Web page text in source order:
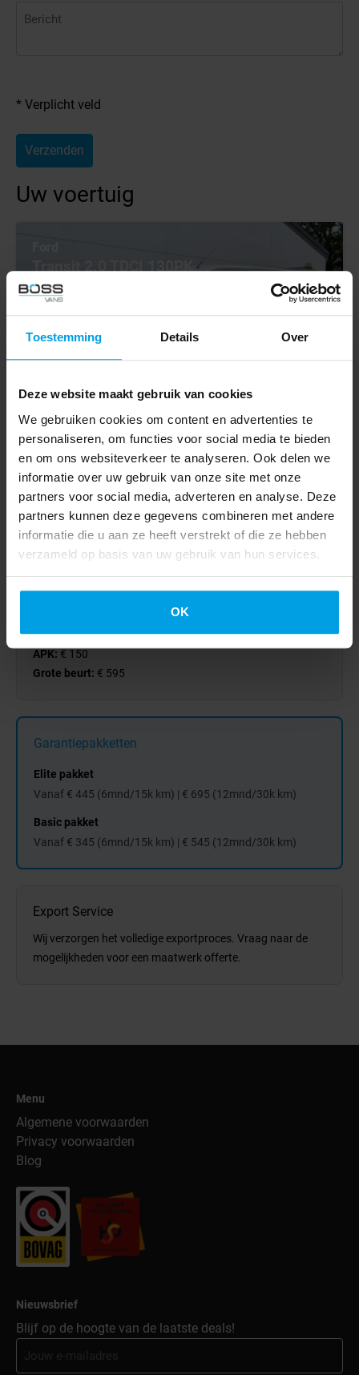
Toestemming Details Over
Deze website maakt gebruik van cookies
We gebruiken cookies om content en advertenties te
personaliseren, om functies voor social media te bieden
en om ons websiteverkeer te analyseren. Ook delen we
informatie over uw gebruik van onze site met onze
partners voor social media, adverteren en analyse. Deze
partners kunnen deze gegevens combineren met andere
informatie die u aan ze heeft verstrekt of die ze hebben
verzameld op basis van uw gebruik van hun services.
OK
* Verplicht veld
Verzenden
Uw voertuig
Transit 2.0 TDCI 130PK
L2H2 Airco Cruise Control Parkeersensoren
Stoelverwarming Zwaailampen Kastwand Inbouw
2018
Euro 6
Handgeschakeld
BV000865
€ 11.445
€ 10.945
excl. BTW
€ 192
lease p/m vanaf 6 jaar
Populaire diensten
APK: € 150
Grote beurt: € 595
Garantiepakketten
Elite pakket
Vanaf € 445 (6mnd/15k km) | € 695 (12mnd/30k km)
Basic pakket
Vanaf € 345 (6mnd/15k km) | € 545 (12mnd/30k km)
Export Service
Wij verzorgen het volledige exportproces. Vraag naar de
mogelijkheden voor een maatwerk offerte.
Menu
Algemene voorwaarden
Privacy voorwaarden
Blog
Nieuwsbrief
Blijf op de hoogte van de laatste deals!